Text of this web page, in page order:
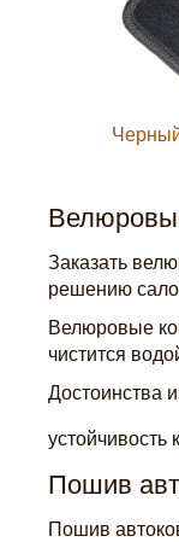
Заказать
решению
Велюровые
чистится
Достоинства
устойчивость
Пошив
Пошив